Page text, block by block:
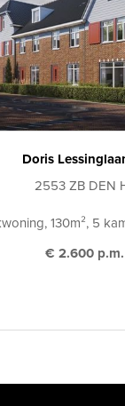
Doris
2553 ZB DEN
130m², 5
€ 2.600